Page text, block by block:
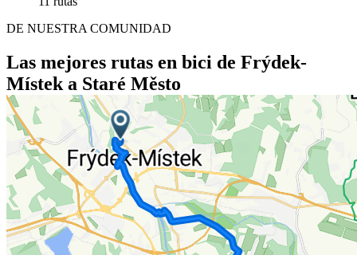
DE NUESTRA COMUNIDAD
Las mejores rutas en bici de Frýdek-
Místek a Staré Město